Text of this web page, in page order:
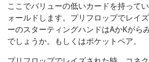
ここでバリューの低いカードを持って
ォールドします。プリフロップでレイ
ーのスターティングハンドはAかKがら
でしょうか。もしくはポケットペア。